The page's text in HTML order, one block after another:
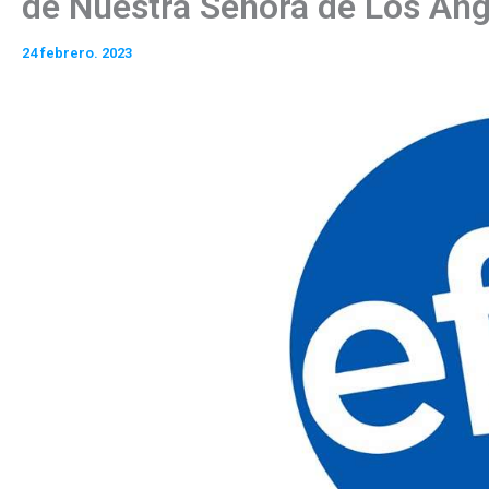
24 febrero. 2023